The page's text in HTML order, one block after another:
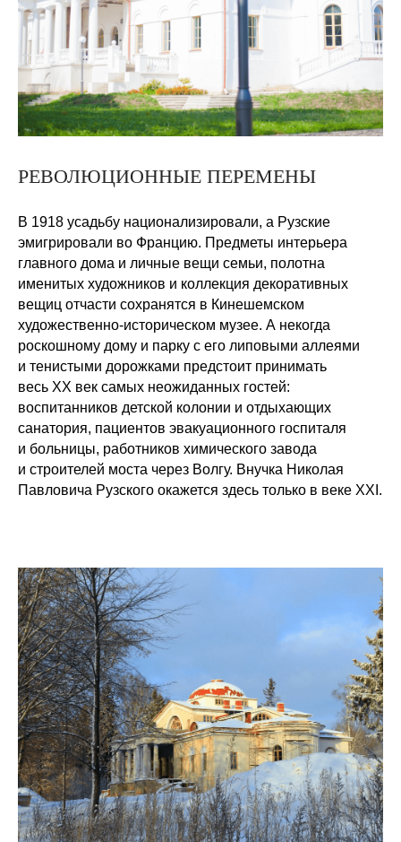
РЕВОЛЮЦИОННЫЕ ПЕРЕМЕНЫ
В 1918 усадьбу национализировали, а Рузские
эмигрировали во Францию. Предметы интерьера
главного дома и личные вещи семьи, полотна
именитых художников и коллекция декоративных
вещиц отчасти сохранятся в Кинешемском
художественно-историческом музее. А некогда
роскошному дому и парку с его липовыми аллеями
и тенистыми дорожками предстоит принимать
весь XX век самых неожиданных гостей:
воспитанников детской колонии и отдыхающих
санатория, пациентов эвакуационного госпиталя
и больницы, работников химического завода
и строителей моста через Волгу. Внучка Николая
Павловича Рузского окажется здесь только в веке XXI.